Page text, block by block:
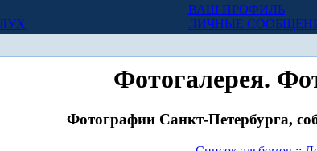
ВАШ ПРОФИЛЬ
ЛИЧНЫЕ
Фотогалерея.
Фотографии Санкт-Петербурга,